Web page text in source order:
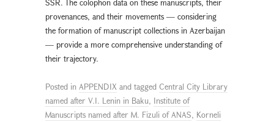
SSR. The colophon data on these manuscripts, their
provenances, and their movements — considering
the formation of manuscript collections in Azerbaijan
— provide a more comprehensive understanding of
their trajectory.
Posted in APPENDIX and tagged Central City Library
named after V.I. Lenin in Baku, Institute of
Manuscripts named after M. Fizuli of ANAS, Korneli